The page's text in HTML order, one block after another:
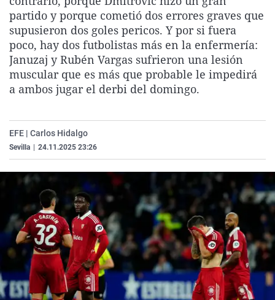
La rosa de los vientos
Gente viajera
Como el perro y el
Retornados
Equipo de
Operación Viuda
Extremadura
Galicia
La Rioja
Navarra
País Vasco
Virales
Televisión
Elecciones
partido y porque cometió dos errores graves que
supusieron dos goles pericos. Y por si fuera
poco, hay dos futbolistas más en la enfermería:
Januzaj y Rubén Vargas sufrieron una lesión
muscular que es más que probable le impedirá
a ambos jugar el derbi del domingo.
EFE | Carlos Hidalgo
Sevilla 24.11.2025 23:26